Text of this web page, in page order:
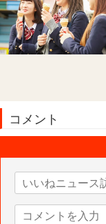
コメント